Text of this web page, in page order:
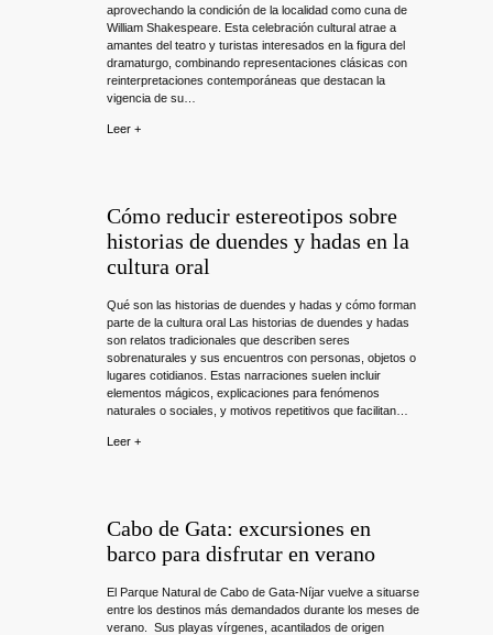
aprovechando la condición de la localidad como cuna de
William Shakespeare. Esta celebración cultural atrae a
amantes del teatro y turistas interesados en la figura del
dramaturgo, combinando representaciones clásicas con
reinterpretaciones contemporáneas que destacan la
vigencia de su…
Leer +
Cómo reducir estereotipos sobre
historias de duendes y hadas en la
cultura oral
Qué son las historias de duendes y hadas y cómo forman
parte de la cultura oral Las historias de duendes y hadas
son relatos tradicionales que describen seres
sobrenaturales y sus encuentros con personas, objetos o
lugares cotidianos. Estas narraciones suelen incluir
elementos mágicos, explicaciones para fenómenos
naturales o sociales, y motivos repetitivos que facilitan…
Leer +
Cabo de Gata: excursiones en
barco para disfrutar en verano
El Parque Natural de Cabo de Gata-Níjar vuelve a situarse
entre los destinos más demandados durante los meses de
verano. Sus playas vírgenes, acantilados de origen